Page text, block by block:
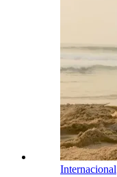
Internacional